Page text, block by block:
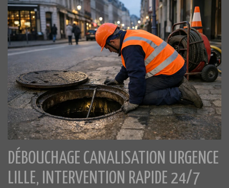
DÉBOUCHAGE CANALISATION URGENCE
LILLE, INTERVENTION RAPIDE 24/7